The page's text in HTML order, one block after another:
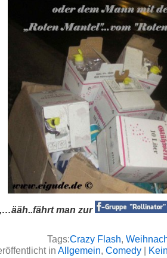
man zur
Tags:Crazy Flash,
in Allgemein, Comedy |